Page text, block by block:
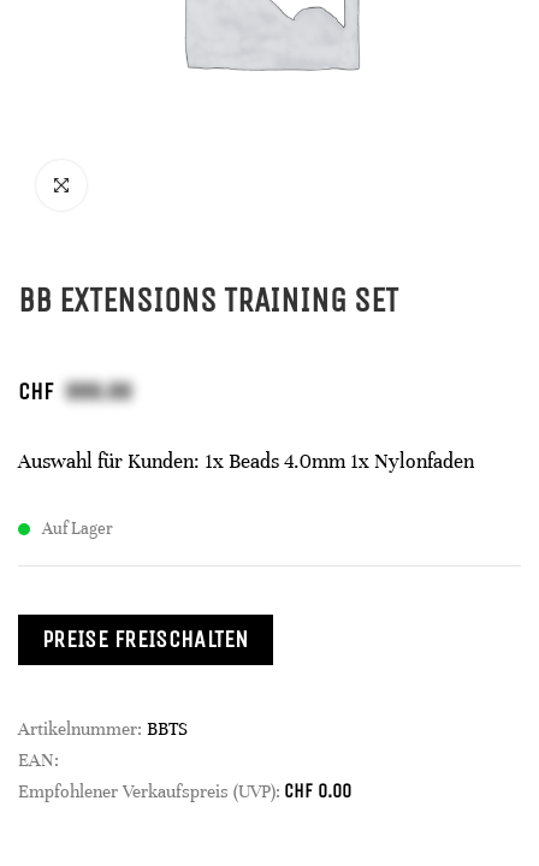
BB EXTENSIONS TRAINING SET
CHF
Auswahl für Kunden: 1x Beads 4.0mm 1x Nylonfaden
Auf Lager
PREISE FREISCHALTEN
Artikelnummer: BBTS
EAN:
Empfohlener Verkaufspreis (UVP): CHF 0.00